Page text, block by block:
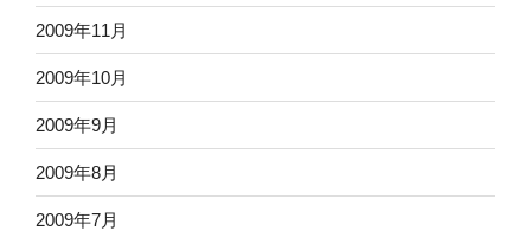
2009年11月
2009年10月
2009年9月
2009年8月
2009年7月